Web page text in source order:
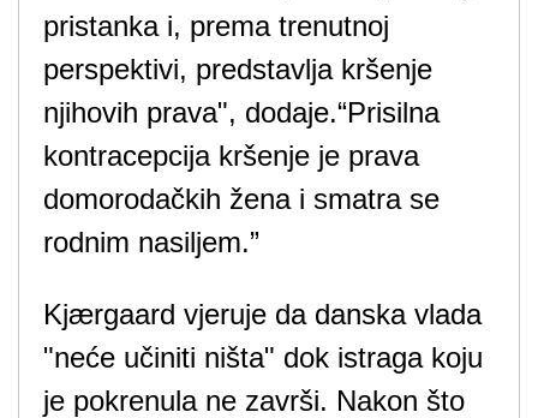
pristanka i, prema trenutnoj
perspektivi, predstavlja kršenje
njihovih prava", dodaje.“Prisilna
kontracepcija kršenje je prava
domorodačkih žena i smatra se
rodnim nasiljem.”
Kjærgaard vjeruje da danska vlada
"neće učiniti ništa" dok istraga koju
je pokrenula ne završi. Nakon što